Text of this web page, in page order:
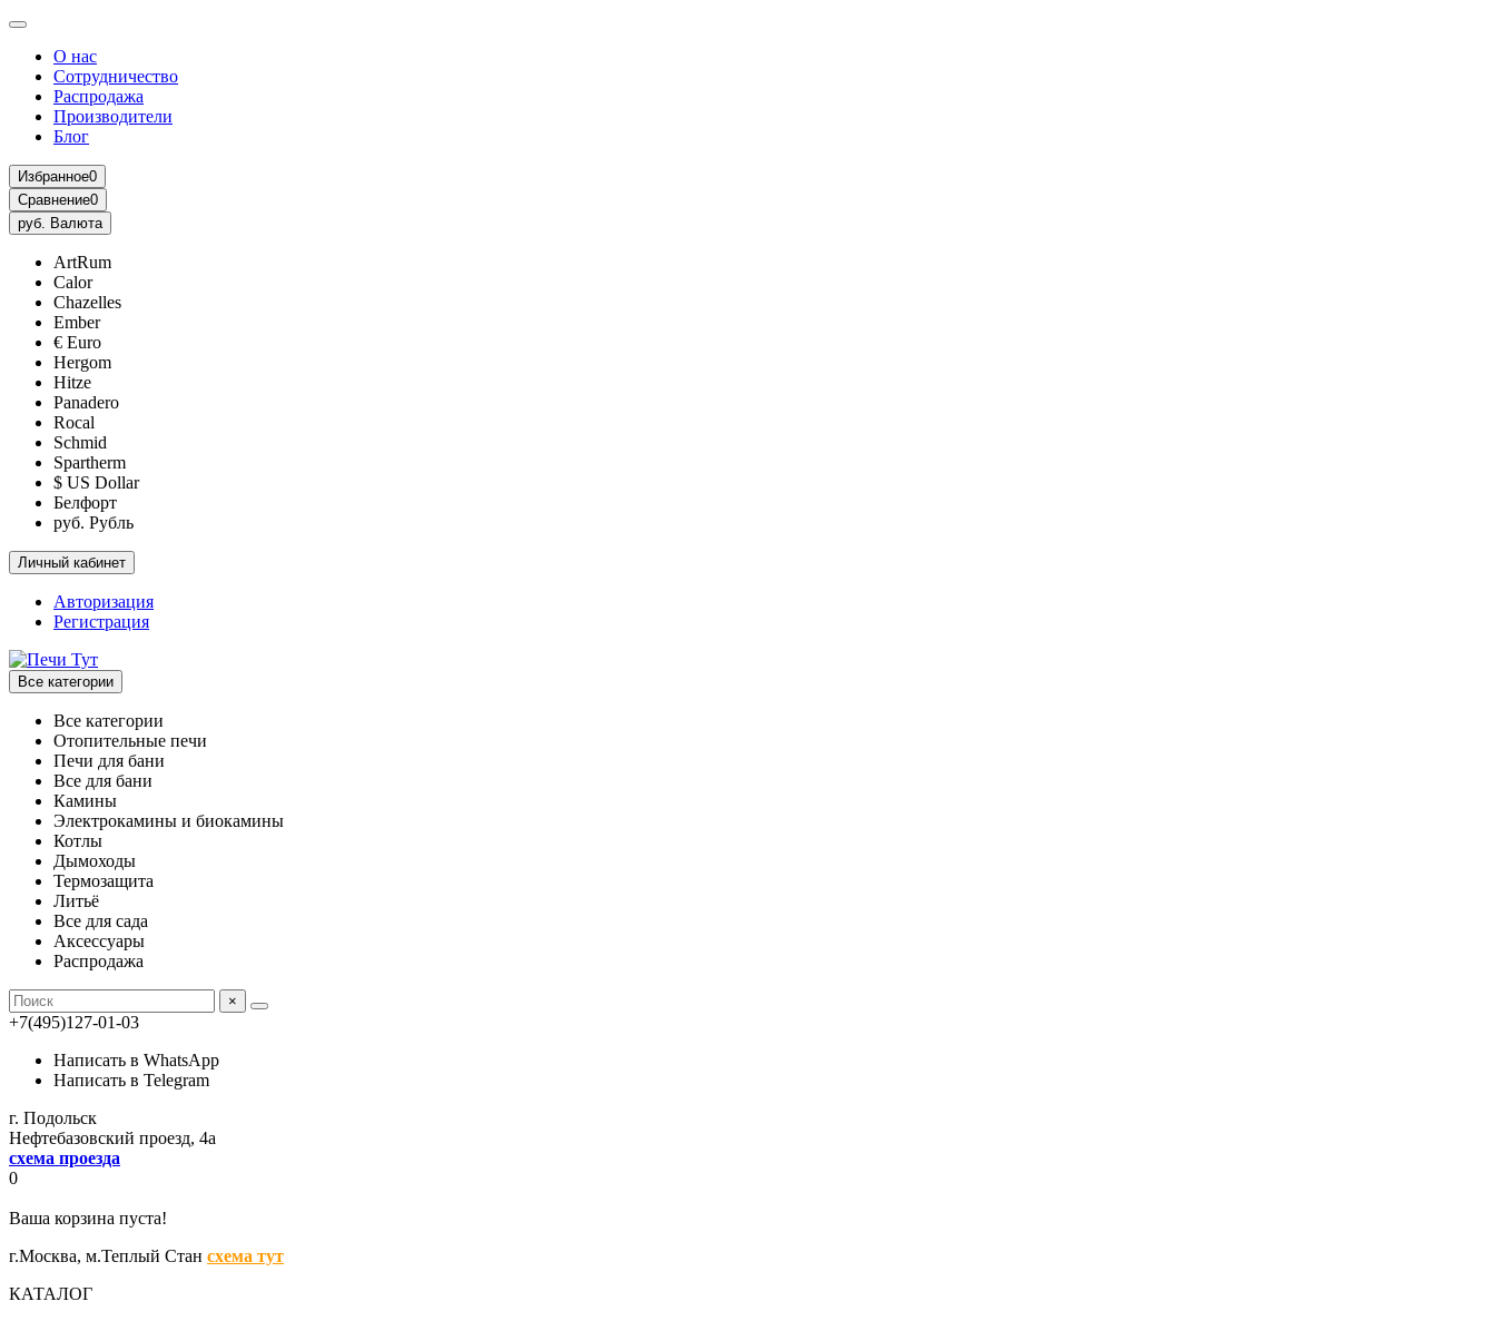
О нас
Сотрудничество
Распродажа
Производители
Блог
Избранное0
Сравнение0
руб. Валюта
ArtRum
Calor
Chazelles
Ember
€ Euro
Hergom
Hitze
Panadero
Rocal
Schmid
Spartherm
$ US Dollar
Белфорт
руб. Рубль
Личный кабинет
Авторизация
Регистрация
Все категории
Все категории
Отопительные печи
Печи для бани
Все для бани
Камины
Электрокамины и биокамины
Котлы
Дымоходы
Термозащита
Литьё
Все для сада
Аксессуары
Распродажа
×
+7(495)127-01-03
Написать в WhatsApp
Написать в Telegram
г. Подольск
Нефтебазовский проезд, 4а
схема проезда
0
Ваша корзина пуста!
г.Москва, м.Теплый Стан схема тут
КАТАЛОГ